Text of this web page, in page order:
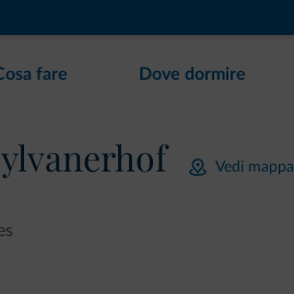
fare Dove dormire
Vedi mappa